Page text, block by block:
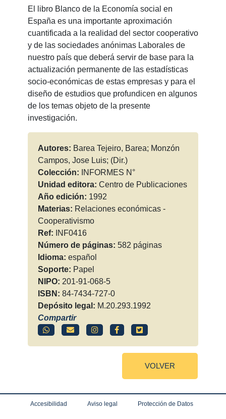
El libro Blanco de la Economía social en
España es una importante aproximación
cuantificada a la realidad del sector cooperativo
y de las sociedades anónimas Laborales de
nuestro país que deberá servir de base para la
actualización permanente de las estadísticas
socio-económicas de estas empresas y para el
diseño de estudios que profundicen en algunos
de los temas objeto de la presente
investigación.
Autores: Barea Tejeiro, Barea; Monzón
Campos, Jose Luis; (Dir.)
Colección:
INFORMES N°
Unidad editora: Centro de Publicaciones
Año edición: 1992
Materias: Relaciones económicas -
Cooperativismo
Ref:
INF0416
Número de páginas: 582 páginas
Idioma: español
Soporte: Papel
NIPO: 201-91-068-5
ISBN: 84-7434-727-0
Depósito legal: M.20.293.1992
Compartir
VOLVER
Accesibilidad Aviso legal Protección de Datos